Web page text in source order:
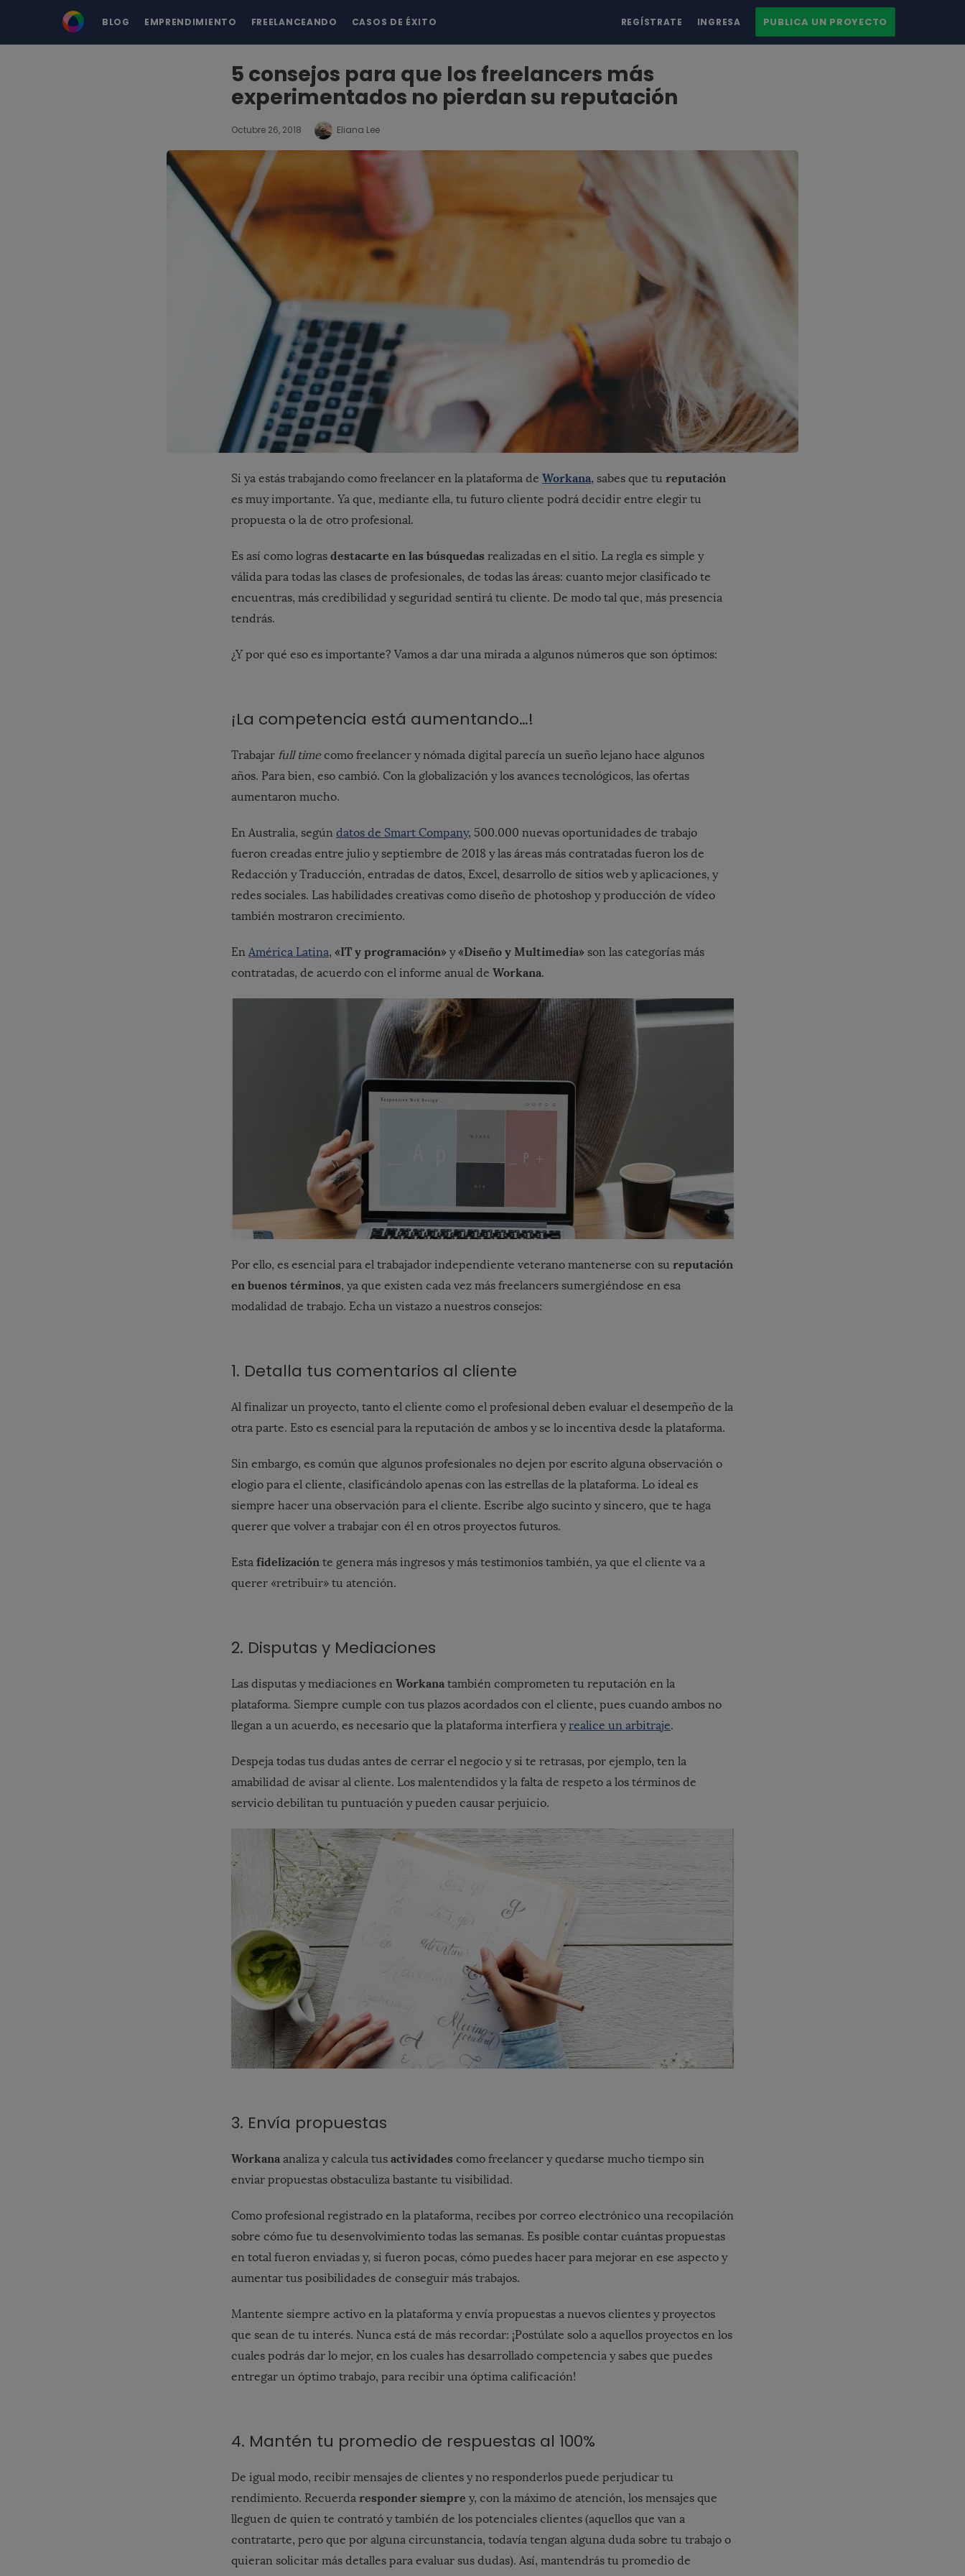
BLOG EMPRENDIMIENTO FREELANCEANDO CASOS DE ÉXITO REGÍSTRATE INGRESA PUBLICA UN PROYECTO
5 consejos para que los freelancers más
experimentados no pierdan su reputación
Octubre 26, 2018 Eliana Lee
Si ya estás trabajando como freelancer en la plataforma de Workana, sabes que tu reputación
es muy importante. Ya que, mediante ella, tu futuro cliente podrá decidir entre elegir tu
propuesta o la de otro profesional.
Es así como logras destacarte en las búsquedas realizadas en el sitio. La regla es simple y
válida para todas las clases de profesionales, de todas las áreas: cuanto mejor clasificado te
encuentras, más credibilidad y seguridad sentirá tu cliente. De modo tal que, más presencia
tendrás.
¿Y por qué eso es importante? Vamos a dar una mirada a algunos números que son óptimos:
¡La competencia está aumentando…!
Trabajar full timecomo freelancer y nómada digital parecía un sueño lejano hace algunos
años. Para bien, eso cambió. Con la globalización y los avances tecnológicos, las ofertas
aumentaron mucho.
En Australia, según datos de Smart Company, 500.000 nuevas oportunidades de trabajo
fueron creadas entre julio y septiembre de 2018 y las áreas más contratadas fueron los de
Redacción y Traducción, entradas de datos, Excel, desarrollo de sitios web y aplicaciones, y
redes sociales. Las habilidades creativas como diseño de photoshop y producción de vídeo
también mostraron crecimiento.
En América Latina, «IT y programación» y«Diseño y Multimedia» son las categorías más
contratadas, de acuerdo con el informe anual de Workana.
Por ello, es esencial para el trabajador independiente veterano mantenerse con su reputación
en buenos términos, ya que existen cada vez más freelancers sumergiéndose en esa
modalidad de trabajo. Echa un vistazo a nuestros consejos:
1. Detalla tus comentarios al cliente
Al finalizar un proyecto, tanto el cliente como el profesional deben evaluar el desempeño de la
otra parte. Esto es esencial para la reputación de ambos y se lo incentiva desde la plataforma.
Sin embargo, es común que algunos profesionales no dejen por escrito alguna observación o
elogio para el cliente, clasificándolo apenas con las estrellas de la plataforma. Lo ideal es
siempre hacer una observación para el cliente. Escribe algo sucinto y sincero, que te haga
querer que volver a trabajar con él en otros proyectos futuros.
Esta fidelización te genera más ingresos y más testimonios también, ya que el cliente va a
querer «retribuir» tu atención.
2. Disputas y Mediaciones
Las disputas y mediaciones en Workana también comprometen tu reputación en la
plataforma. Siempre cumple con tus plazos acordados con el cliente, pues cuando ambos no
llegan a un acuerdo, es necesario que la plataforma interfiera yrealice un arbitraje.
Despeja todas tus dudas antes de cerrar el negocio y si te retrasas, por ejemplo, ten la
amabilidad de avisar al cliente. Los malentendidos y la falta de respeto a los términos de
servicio debilitan tu puntuación y pueden causar perjuicio.
3. Envía propuestas
Workana analiza y calcula tus actividades como freelancer y quedarse mucho tiempo sin
enviar propuestas obstaculiza bastante tu visibilidad.
Como profesional registrado en la plataforma, recibes por correo electrónico una recopilación
sobre cómo fue tu desenvolvimiento todas las semanas. Es posible contar cuántas propuestas
en total fueron enviadas y, si fueron pocas, cómo puedes hacer para mejorar en ese aspecto y
aumentar tus posibilidades de conseguir más trabajos.
Mantente siempre activo en la plataforma y envía propuestas a nuevos clientes y proyectos
que sean de tu interés. Nunca está de más recordar: ¡Postúlate solo a aquellos proyectos en los
cuales podrás dar lo mejor, en los cuales has desarrollado competencia y sabes que puedes
entregar un óptimo trabajo, para recibir una óptima calificación!
4. Mantén tu promedio de respuestas al 100%
De igual modo, recibir mensajes de clientes y no responderlos puede perjudicar tu
rendimiento. Recuerda responder siempre y, con la máximo de atención, los mensajes que
lleguen de quien te contrató y también de los potenciales clientes (aquellos que van a
contratarte, pero que por alguna circunstancia, todavía tengan alguna duda sobre tu trabajo o
quieran solicitar más detalles para evaluar sus dudas). Así, mantendrás tu promedio de